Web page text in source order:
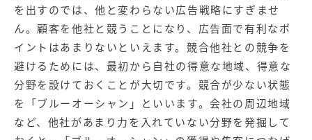
を出すのでは、他と変わらない広告戦略にすぎませ
ん。顧客を他社と競うことになり、広告面で有利なポ
イントはあまりないといえます。競合他社との競争を
避けるためには、最初から自社の得意な地域、得意な
分野を設けておくことが大切です。競合が少ない状態
を「ブルーオーシャン」といいます。会社の周辺地域
など、他社があまり力を入れていない分野を発掘して